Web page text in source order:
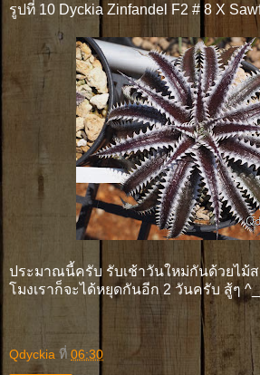
รูปที่ 10 Dyckia Zinfandel F2 # 8 X
ประมาณนี้ครับ รับเช้าวันใหม่กันด้วยไม้
โมงเราก็จะได้หยุดกันอีก 2 วันครับ สู้ๆ
Qdyckia ที่ 06:30